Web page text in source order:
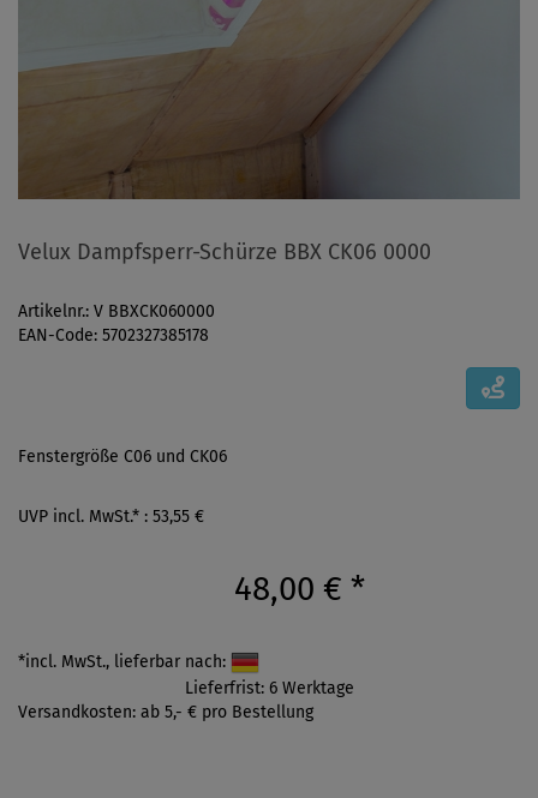
Velux Dampfsperr-Schürze BBX CK06 0000
Artikelnr.: V BBXCK060000
EAN-Code: 5702327385178
Fenstergröße C06 und CK06
UVP incl. MwSt.* : 53,55 €
48,00 € *
*incl. MwSt., lieferbar nach:
Lieferfrist: 6 Werktage
Versandkosten: ab 5,- € pro Bestellung